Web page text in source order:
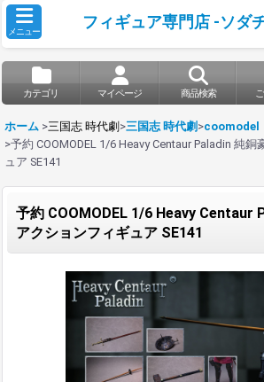
メニュー
フィギュア専門店 -ソダ
カテゴリ マイページ 商品検索
ホーム >三国志 時代劇 >三国志 時代劇 >coomodel
>予約 COOMODEL 1/6 Heavy Centaur Paladin 純
ュア SE141
予約 COOMODEL 1/6 Heavy Centaur
アクションフィギュア SE141